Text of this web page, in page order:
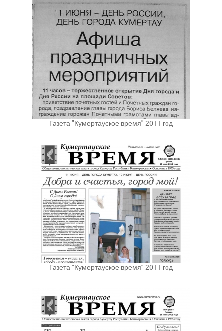
Газета "Кумертауское время" 2011 год
Газета "Кумертауское время" 2011 год